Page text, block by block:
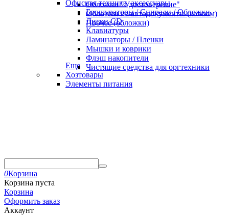
Обложки "Удостоверение"
Обложки на автодокументы (кожзам)
Прочее (обложки)
Офисная техника, аксессуары
Брошураторы / Спирали / Обложки
Диски CD
Клавиатуры
Ламинаторы / Пленки
Мышки и коврики
Флэш накопители
Чистящие средства для оргтехники
Еще
Хозтовары
Элементы питания
0Корзина
Корзина пуста
Корзина
Оформить заказ
Аккаунт